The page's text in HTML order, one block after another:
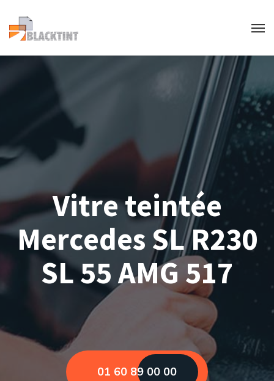
Vitre teintée
Mercedes SL R230
SL 55 AMG 517
01 60 89 00 00